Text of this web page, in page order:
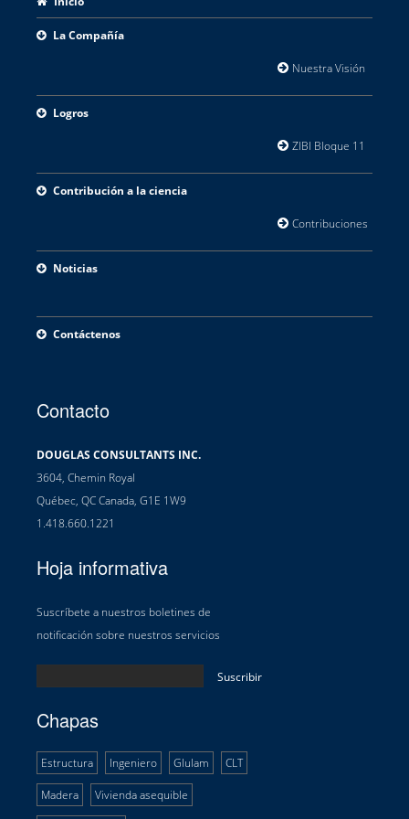
La Compañía
Nuestra Visión
Logros
ZIBI Bloque 11
Contribución a la ciencia
Contribuciones
Noticias
Contáctenos
Contacto
DOUGLAS CONSULTANTS INC.
3604, Chemin Royal
Québec, QC Canada, G1E 1W9
1.418.660.1221
Hoja informativa
Suscríbete a nuestros boletines de
notificación sobre nuestros servicios
Chapas
Estructura Ingeniero Glulam CLT
Madera Vivienda asequible